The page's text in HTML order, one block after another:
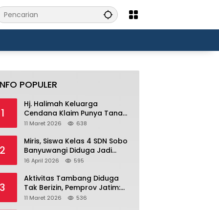
POPULER
1
Hj. Halimah Keluarga
Cendana Klaim Punya Tanah
Ratusan Ribu Hektar di
11 Maret 2026 638
2
Miris, Siswa Kelas 4 SDN Sobo
Banyuwangi Diduga Jadi
Korban Bullying Bertahun-
Perumahan Sutri
16 April 2026 595
3
Aktivitas Tambang Diduga
Tak Berizin, Pemprov Jatim:
Jika Produksi Tanpa IUP Itu
11 Maret 2026 536